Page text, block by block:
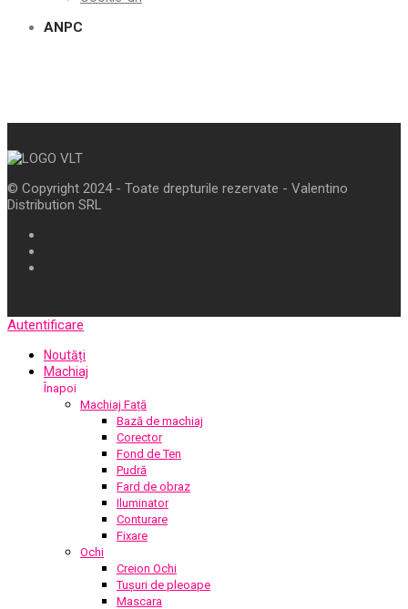
ANPC
© Copyright 2024 - Toate drepturile rezervate - Valentino
Distribution SRL
Autentificare
Noutăți
Machiaj
Înapoi
Machiaj Față
Bază de machiaj
Corector
Fond de Ten
Pudră
Fard de obraz
Iluminator
Conturare
Fixare
Ochi
Creion Ochi
Tușuri de pleoape
Mascara